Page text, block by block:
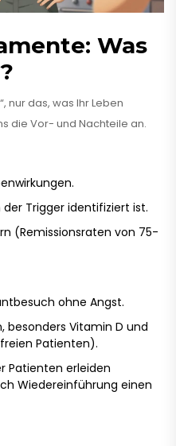
Was
nur das, was Ihr Leben
die Vor- und Nachteile an.
der Trigger identifiziert ist.
(Remissionsraten von 75-
ohne Angst.
besonders Vitamin D und
Patienten).
Patienten erleiden
Wiedereinführung einen